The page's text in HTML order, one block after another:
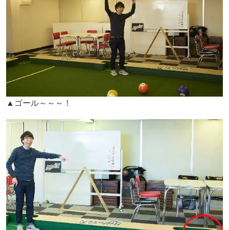
▲ゴール～～～！